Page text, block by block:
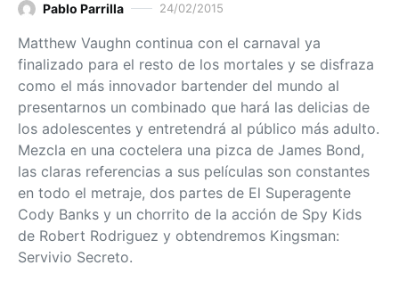
Pablo Parrilla 24/02/2015
Matthew Vaughn continua con el carnaval ya
finalizado para el resto de los mortales y se disfraza
como el más innovador bartender del mundo al
presentarnos un combinado que hará las delicias de
los adolescentes y entretendrá al público más adulto.
Mezcla en una coctelera una pizca de James Bond,
las claras referencias a sus películas son constantes
en todo el metraje, dos partes de El Superagente
Cody Banks y un chorrito de la acción de Spy Kids
de Robert Rodriguez y obtendremos Kingsman:
Servivio Secreto.